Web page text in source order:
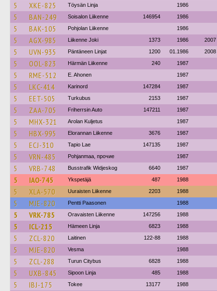
5 XKE-825 Töysän Linja 1986
5 BAN-249 Soisalon Liikenne 146954 1986
5 BAK-105 Pohjolan Liikenne 1986
5 AGX-985 Liikenne Joki 1373 1986 2007
5 UVN-935 Päntäneen Linjat 1200 01.1986 2008
5 OOL-823 Härmän Liikenne 240 1987
5 RME-512 E. Ahonen 1987
5 LKC-414 Karinord 147284 1987
5 EET-505 Turkubus 2153 1987
5 ZAA-705 Friherrsin Auto 147211 1987
5 MHX-321 Arolan Kuljetus 1987
5 HBX-995 Elorannan Liikenne 3676 1987
5 ECJ-310 Tapio Lae 147135 1987
5 VRN-485 Pohjanmaa, прочие 1987
5 VRB-748 Busstrafik Widjeskog 6640 1987
5 IAO-745 Ykspetäjä 487 1988
5 XLA-570 Uuraisten Liikenne 2203 1988
5 MJE-820 Pentti Paasonen 1988
5 VRK-785 Oravaisten Liikenne 147256 1988
5 ICL-215 Hämeen Linja 6823 1988
5 ZCL-820 Laitinen 122-88 1988
5 MJE-820 Vesma 1988
5 ZCL-288 Turun Citybus 6828 1988
5 UXB-845 Sipoon Linja 485 1988
5 IBJ-175 Tokee 13177 1988